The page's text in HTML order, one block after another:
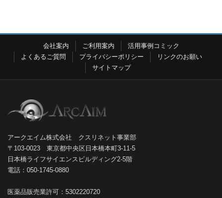
会社案内 ご利用案内
活用事例コミック
よくあるご質問
プライバシーポリシー
リンクのお願い
サイトマップ
アークエイム株式会社 クスリネット事業部
〒103-0023 東京都中央区日本橋本町3-11-5
日本橋ライフサイエンスビルディング2-5階
電話：050-1745-0880
医薬品販売業許可：5302220720